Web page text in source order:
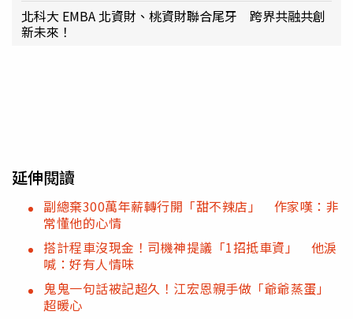
北科大 EMBA 北資財、桃資財聯合尾牙 跨界共融共創
新未來！
延伸閱讀
副總棄300萬年薪轉行開「甜不辣店」 作家嘆：非
常懂他的心情
搭計程車沒現金！司機神提議「1招抵車資」 他淚
喊：好有人情味
鬼鬼一句話被記超久！江宏恩親手做「爺爺蒸蛋」
超暖心